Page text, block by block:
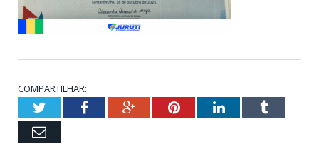
COMPARTILHAR:
TwitterFacebookGoogle+PinterestLinkedInTumblr
Email